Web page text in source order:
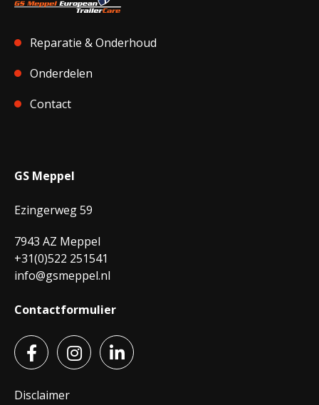
GS Meppel
Ezingerweg 59
7943 AZ Meppel
+31(0)522 251541
info@gsmeppel.nl
Contactformulier
Reparatie & Onderhoud
Onderdelen
Contact
Disclaimer